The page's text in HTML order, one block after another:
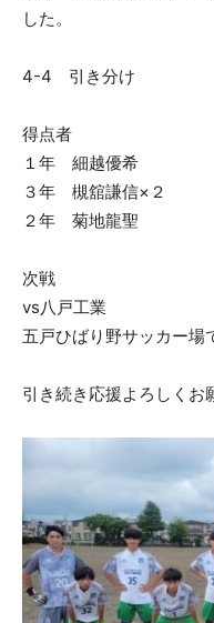
した。
4-4 引き分け
得点者
１年 細越優希
３年 槻舘謙信×２
２年 菊地龍聖
次戦
vs八戸工業
五戸ひばり野サッカー場
引き続き応援よろしくお